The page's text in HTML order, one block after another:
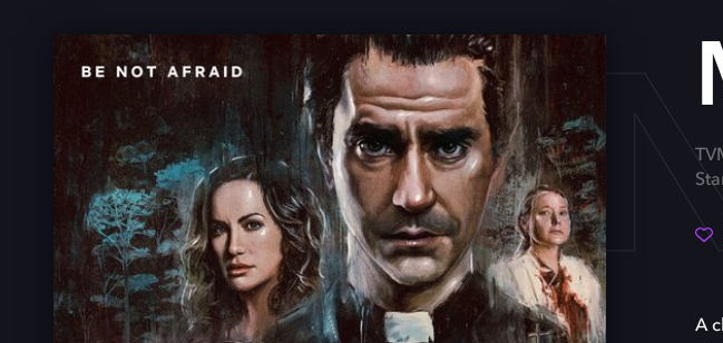
A